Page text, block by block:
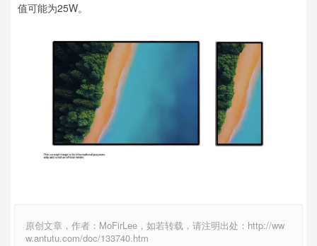
值可能为25W。
原创文章，作者：MoFirLee，如若转载，请注明出处：http://ww
w.antutu.com/doc/133740.htm